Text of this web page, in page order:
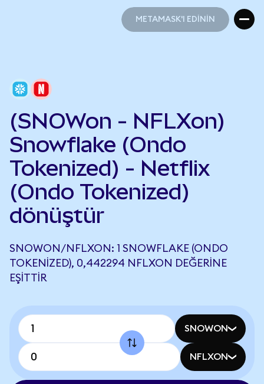
METAMASK'I EDİNİN
(SNOWon - NFLXon)
Snowflake (Ondo
Tokenized) - Netflix
(Ondo Tokenized)
dönüştür
SNOWON/NFLXON: 1 SNOWFLAKE (ONDO
TOKENIZED), 0,442294 NFLXON DEĞERINE
EŞITTIR
SNOWON
NFLXON